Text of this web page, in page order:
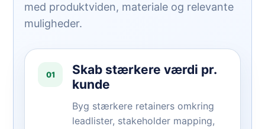
med produktviden, materiale og relevante
muligheder.
01
Skab stærkere værdi pr.
kunde
Byg stærkere retainers omkring
leadlister, stakeholder mapping,